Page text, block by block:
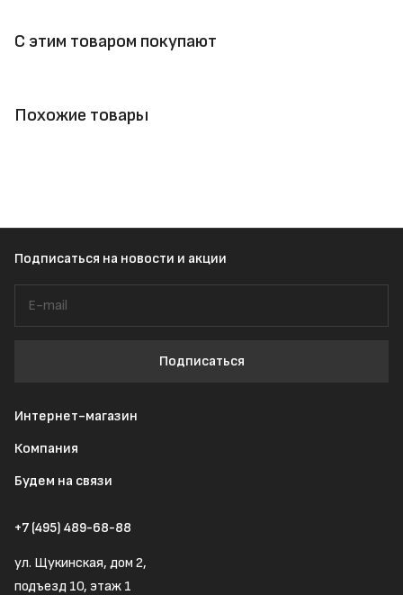
С этим товаром покупают
Похожие товары
Подписаться на новости и акции
Подписаться
Интернет-магазин
Компания
Будем на связи
+7 (495) 489-68-88
ул. Щукинская, дом 2,
подъезд 10, этаж 1